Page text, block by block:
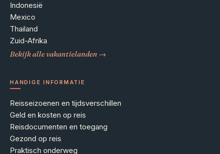
Indonesië
Mexico
Thailand
Zuid-Afrika
Bekijk alle vakantielanden →
HANDIGE INFORMATIE
Reisseizoenen en tijdsverschillen
Geld en kosten op reis
Reisdocumenten en toegang
Gezond op reis
Praktisch onderweg